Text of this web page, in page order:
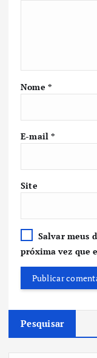
Nome *
E-mail*
Site
Salvar meus
próxima vez que
Pesquisar